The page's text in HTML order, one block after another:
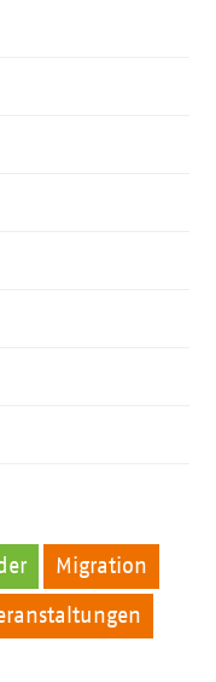
Migration